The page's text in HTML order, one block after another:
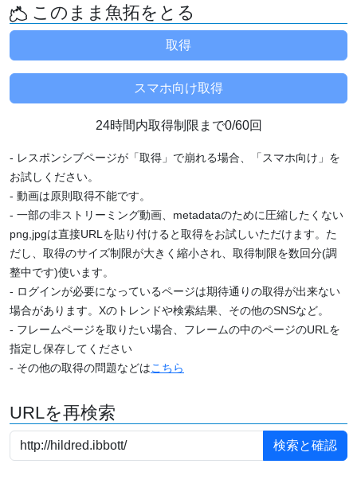
このまま魚拓をとる
24時間内取得制限まで0/60回
- レスポンシブページが「取得」で崩れる場合、「スマホ向け」を
お試しください。
- 動画は原則取得不能です。
- 一部の非ストリーミング動画、metadataのために圧縮したくない
png,jpgは直接URLを貼り付けると取得をお試しいただけます。た
だし、取得のサイズ制限が大きく縮小され、取得制限を数回分(調
整中です)使います。
- ログインが必要になっているページは期待通りの取得が出来ない
場合があります。Xのトレンドや検索結果、その他のSNSなど。
- フレームページを取りたい場合、フレームの中のページのURLを
指定し保存してください
- その他の取得の問題などはこちら
URLを再検索